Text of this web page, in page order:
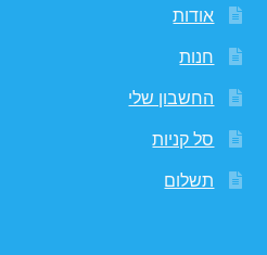
אודות
חנות
החשבון שלי
סל קניות
תשלום